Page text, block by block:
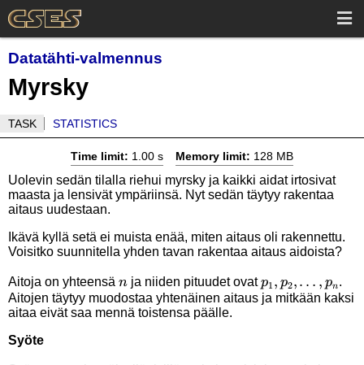
Datatähti-valmennus
Myrsky
TASK STATISTICS
Time limit: 1.00 s Memory limit: 128 MB
Uolevin sedän tilalla riehui myrsky ja kaikki aidat irtosivat
maasta ja lensivät ympäriinsä. Nyt sedän täytyy rakentaa
aitaus uudestaan.
Ikävä kyllä setä ei muista enää, miten aitaus oli rakennettu.
Voisitko suunnitella yhden tavan rakentaa aitaus aidoista?
Aitoja on yhteensä n
nja niiden pituudet ovatp1 , p2,… , pn.
Aitojen täytyy muodostaa yhtenäinen aitaus ja mitkään kaksi
aitaa eivät saa mennä toistensa päälle.
Syöte